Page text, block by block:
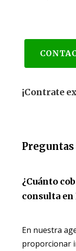
¡Contrate
¿Cuánto
consulta
En nuestra
proporcionar